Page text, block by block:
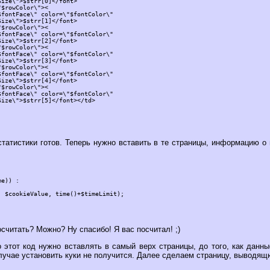
color=\"$fontColor\"
font>
color=\"$fontColor\"
font>
color=\"$fontColor\"
font>
color=\"$fontColor\"
font>
color=\"$fontColor\"
font></td>
готов. Теперь нужно вставить в те страницы, информацию о
:
$cookieValue, time()+$timeLimit);
Можно? Ну спасибо! Я вас посчитал! ;)
этот код нужно вставлять в самый верх страницы, до того, как
установить куки не получится. Далее сделаем страницу,